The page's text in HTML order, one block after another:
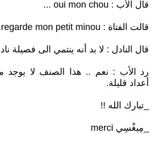
قال الأب : oui mon chou ...
قالت الفتاة : regarde mon petit minou
قال النادل : لا بد أنه ينتمي الى فصيلة
رد الأب : نعم .. هذا الصنف لا يوجد
أعداد قليلة.
_تبارك الله !!
_مِيغْسِي merci